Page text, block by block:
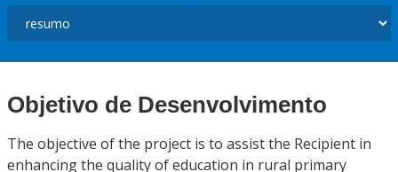
Objetivo de Desenvolvimento
The objective of the project is to assist the Recipient in
enhancing the quality of education in rural primary